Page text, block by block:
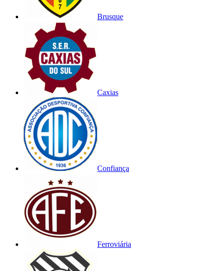
Brusque
Caxias
Confiança
Ferroviária